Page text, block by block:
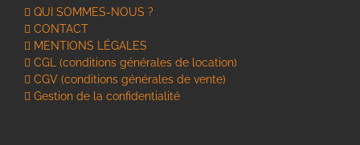
QUI SOMMES-NOUS ?
CONTACT
MENTIONS LÉGALES
CGL (conditions générales de location)
CGV (conditions générales de vente)
Gestion de la confidentialité